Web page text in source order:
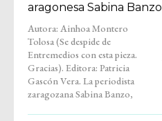
aragonesa Sabina Banzo
Autora: Ainhoa Montero
Tolosa (Se despide de
Entremedios con esta pieza.
Gracias). Editora: Patricia
Gascón Vera. La periodista
zaragozana Sabina Banzo,
tras años como reportera de
televisión y locutora de spots
para grandes marcas,
comenzó su andadura en